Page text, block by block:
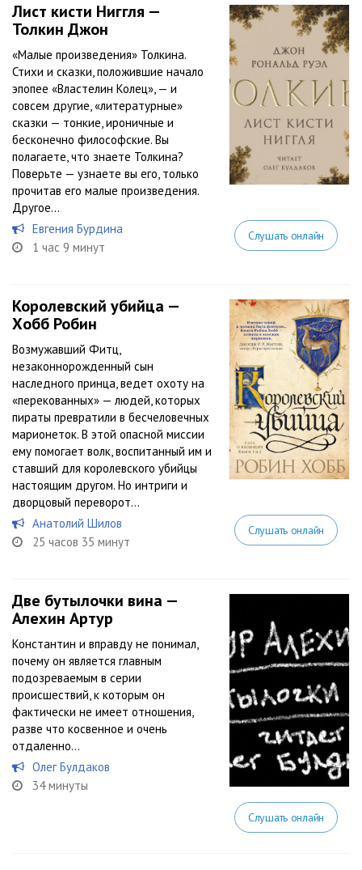
Лист кисти Ниггля —
Толкин Джон
«Малые произведения» Толкина.
Стихи и сказки, положившие начало
эпопее «Властелин Колец», — и
совсем другие, «литературные»
сказки — тонкие, ироничные и
бесконечно философские. Вы
полагаете, что знаете Толкина?
Поверьте — узнаете вы его, только
прочитав его малые произведения.
Другое...
Евгения Бурдина
1 час 9 минут
Слушать онлайн
Королевский убийца —
Хобб Робин
Возмужавший Фитц,
незаконнорожденный сын
наследного принца, ведет охоту на
«перекованных» — людей, которых
пираты превратили в бесчеловечных
марионеток. В этой опасной миссии
ему помогает волк, воспитанный им и
ставший для королевского убийцы
настоящим другом. Но интриги и
дворцовый переворот...
Анатолий Шилов
25 часов 35 минут
Слушать онлайн
Две бутылочки вина —
Алехин Артур
Константин и вправду не понимал,
почему он является главным
подозреваемым в серии
происшествий, к которым он
фактически не имеет отношения,
разве что косвенное и очень
отдаленно…
Олег Булдаков
34 минуты
Слушать онлайн